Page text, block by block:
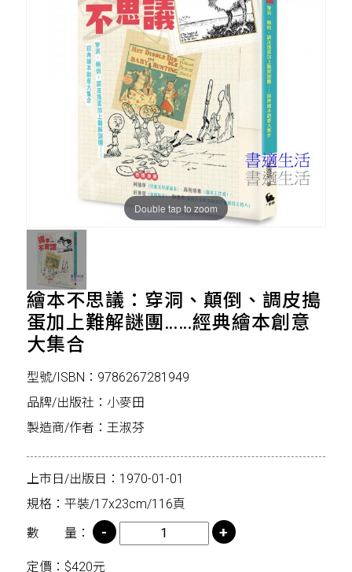
Double tap to zoom
繪本不思議：穿洞、顛倒、調皮搗
蛋加上難解謎團……經典繪本創意
大集合
型號/ISBN：9786267281949
品牌/出版社：小麥田
製造商/作者：王淑芬
上市日/出版日：1970-01-01
規格：平裝/17x23cm/116頁
數 量：
定價：$420元